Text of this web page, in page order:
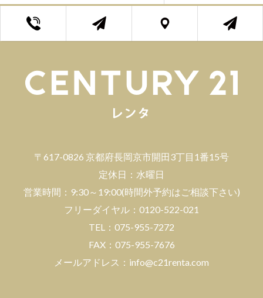
エリアから検索
〒617-0826 京都府長岡京市開田3丁目1番15号
定休日：水曜日
営業時間：9:30～19:00(時間外予約はご相談下さい)
フリーダイヤル：0120-522-021
TEL：075-955-7272
FAX：075-955-7676
メールアドレス：info@c21renta.com